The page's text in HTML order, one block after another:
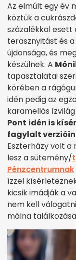
Az elmúlt egy év
köztük a
százalékkal
terasznyitást és a
újdonsága, és
készülnek. A
tapasztalatai
körében a
idén pedigaz
karamellás
Pont idén is
fagylalt
Eszterházy volt a
lesz a sütemény/
Pénzcentrumnak
ízzel
kicsik imádják a
nem kell
málna